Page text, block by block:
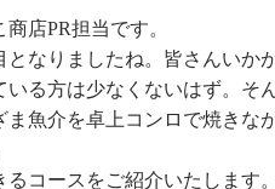
店PR担当です。
なりましたね。皆さんいか
いる方は少なくないはず。そ
ま魚介を卓上コンロで焼き
コースをご紹介いたします。